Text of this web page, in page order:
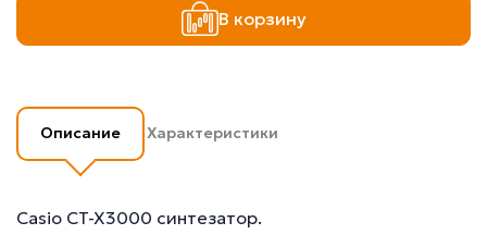
В корзину
Описание Характеристики
Casio CT-X3000 синтезатор.